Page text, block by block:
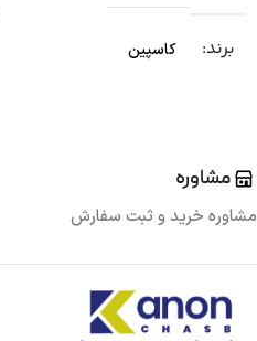
برند کاسپین
مشاوره
مشاوره خرید و ثبت سفارش